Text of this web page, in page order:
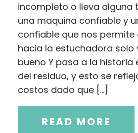
incompleto o lleva alguna
una maquina confiable y
confiable que nos permite
hacia la estuchadora solo
bueno Y pasa a la historia
del residuo, y esto se
costos dado que […]
READ MORE